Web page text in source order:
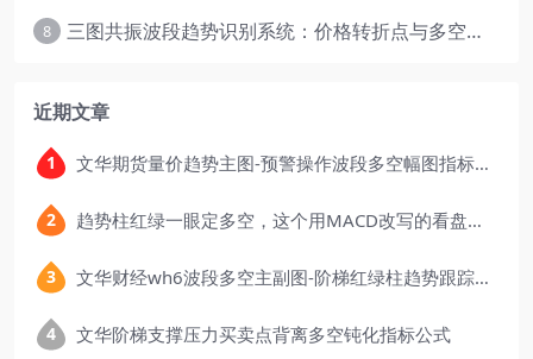
8 三图共振波段趋势识别系统：价格转折点与多空动能分析
近期文章
文华期货量价趋势主图-预警操作波段多空幅图指标公式
趋势柱红绿一眼定多空，这个用MACD改写的看盘指标，把顶底信号可视化后简单多了
文华财经wh6波段多空主副图-阶梯红绿柱趋势跟踪指标公式
文华阶梯支撑压力买卖点背离多空钝化指标公式